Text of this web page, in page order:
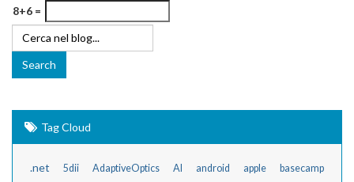
8+6 =
Tag Cloud
.net 5dii AdaptiveOptics AI android apple basecamp